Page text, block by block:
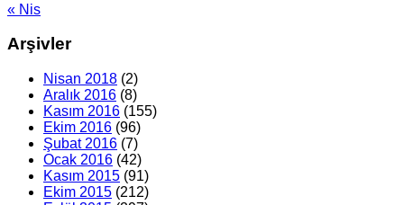
« Nis
Arşivler
Nisan 2018 (2)
Aralık 2016 (8)
Kasım 2016 (155)
Ekim 2016 (96)
Şubat 2016 (7)
Ocak 2016 (42)
Kasım 2015 (91)
Ekim 2015 (212)